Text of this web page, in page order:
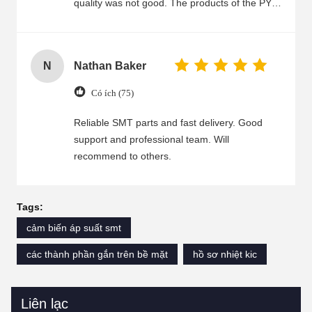
quality was not good. The products of the PY
N Nathan Baker
Có ích (75)
Reliable SMT parts and fast delivery. Good
support and professional team. Will
recommend to others.
Tags:
cảm biến áp suất smt
các thành phần gắn trên bề mặt hồ sơ nhiệt kic
Liên lạc